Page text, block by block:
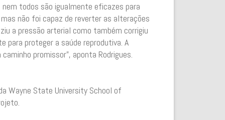
todos são igualmente eficazes para
não foi capaz de reverter as alterações
a pressão arterial como também corrigiu
para proteger a saúde reprodutiva. A
promissor”, aponta Rodrigues.
Wayne State University School of